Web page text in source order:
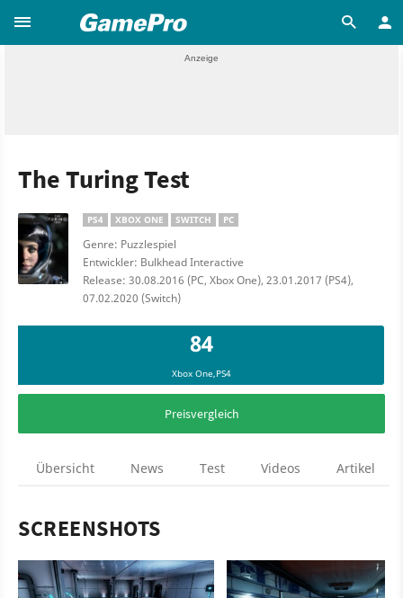
The Turing Test
PS4 XBOX ONE SWITCH PC
Genre: Puzzlespiel
Entwickler: Bulkhead Interactive
Release: 30.08.2016 (PC, Xbox One), 23.01.2017 (PS4),
07.02.2020 (Switch)
84
Xbox One,PS4
Preisvergleich
Übersicht News Test Videos Artikel
SCREENSHOTS